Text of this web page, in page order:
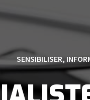
SENSIBILISER,